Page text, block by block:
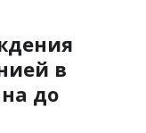
в
до